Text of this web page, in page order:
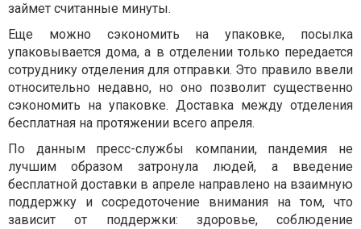
займет считанные минуты.
Еще можно сэкономить на упаковке, посылка
упаковывается дома, а в отделении только передается
сотруднику отделения для отправки. Это правило ввели
относительно недавно, но оно позволит существенно
сэкономить на упаковке. Доставка между отделения
бесплатная на протяжении всего апреля.
По данным пресс-службы компании, пандемия не
лучшим образом затронула людей, а введение
бесплатной доставки в апреле направлено на взаимную
поддержку и сосредоточение внимания на том, что
зависит от поддержки: здоровье, соблюдение